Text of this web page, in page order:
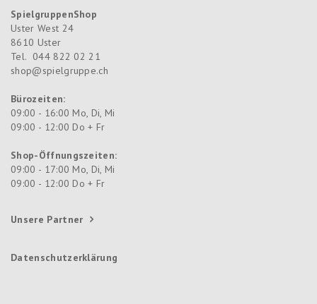
SpielgruppenShop
Uster West 24
8610 Uster
Tel. 044 822 02 21
shop@spielgruppe.ch
Bürozeiten:
09:00 - 16:00 Mo, Di, Mi
09:00 - 12:00 Do + Fr
Shop-Öffnungszeiten:
09:00 - 17:00 Mo, Di, Mi
09:00 - 12:00 Do + Fr
Unsere Partner
Datenschutzerklärung